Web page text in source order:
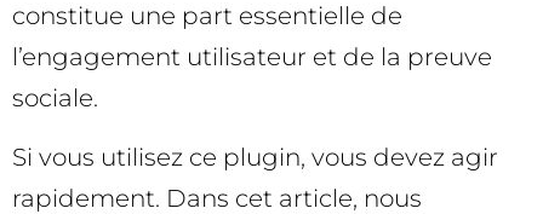
constitue une part essentielle de
l’engagement utilisateur et de la preuve
sociale.
Si vous utilisez ce plugin, vous devez agir
rapidement. Dans cet article, nous